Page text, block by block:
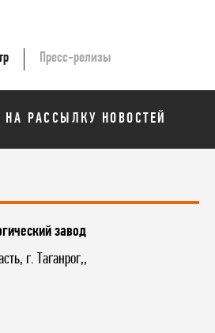
Пресс-релизы
НА РАССЫЛКУ НОВОСТЕЙ
завод
г. Таганрог,,